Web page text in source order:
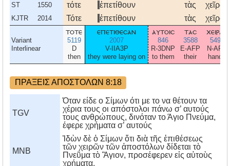
ST 1550 τότε ἐπετίθουν τὰς χεῖρας
KJTR 2014 Τότε ἐπετίθουν τὰς χεῖρας
Variant
Interlinear
τοτε
5119
D
then
επετιθεσαν
2007
V-IIA3P
they were laying on
αυτοισ
846
R-3DNP
to them
τασ
3588
E-AFP
their
χειρασ
5495
N-AFP
hands
ΠΡΑΞΕΙΣ ΑΠΟΣΤΟΛΩΝ 8:18
TGV
Όταν είδε ο Σίμων ότι με το να θέτουν τα
χέρια τους οι απόστολοι πάνω σ’ αυτούς
τους ανθρώπους, δινόταν το Άγιο Πνεύμα,
έφερε χρήματα σ’ αυτούς
MNB
Ἰδὼν δὲ ὁ Σίμων ὅτι διὰ τῆς ἐπιθέσεως
τῶν χειρῶν τῶν ἀποστόλων δίδεται τὸ
Πνεῦμα τὸ Ἃγιον, προσέφερεν εἰς αὐτοὺς
χρήματα,